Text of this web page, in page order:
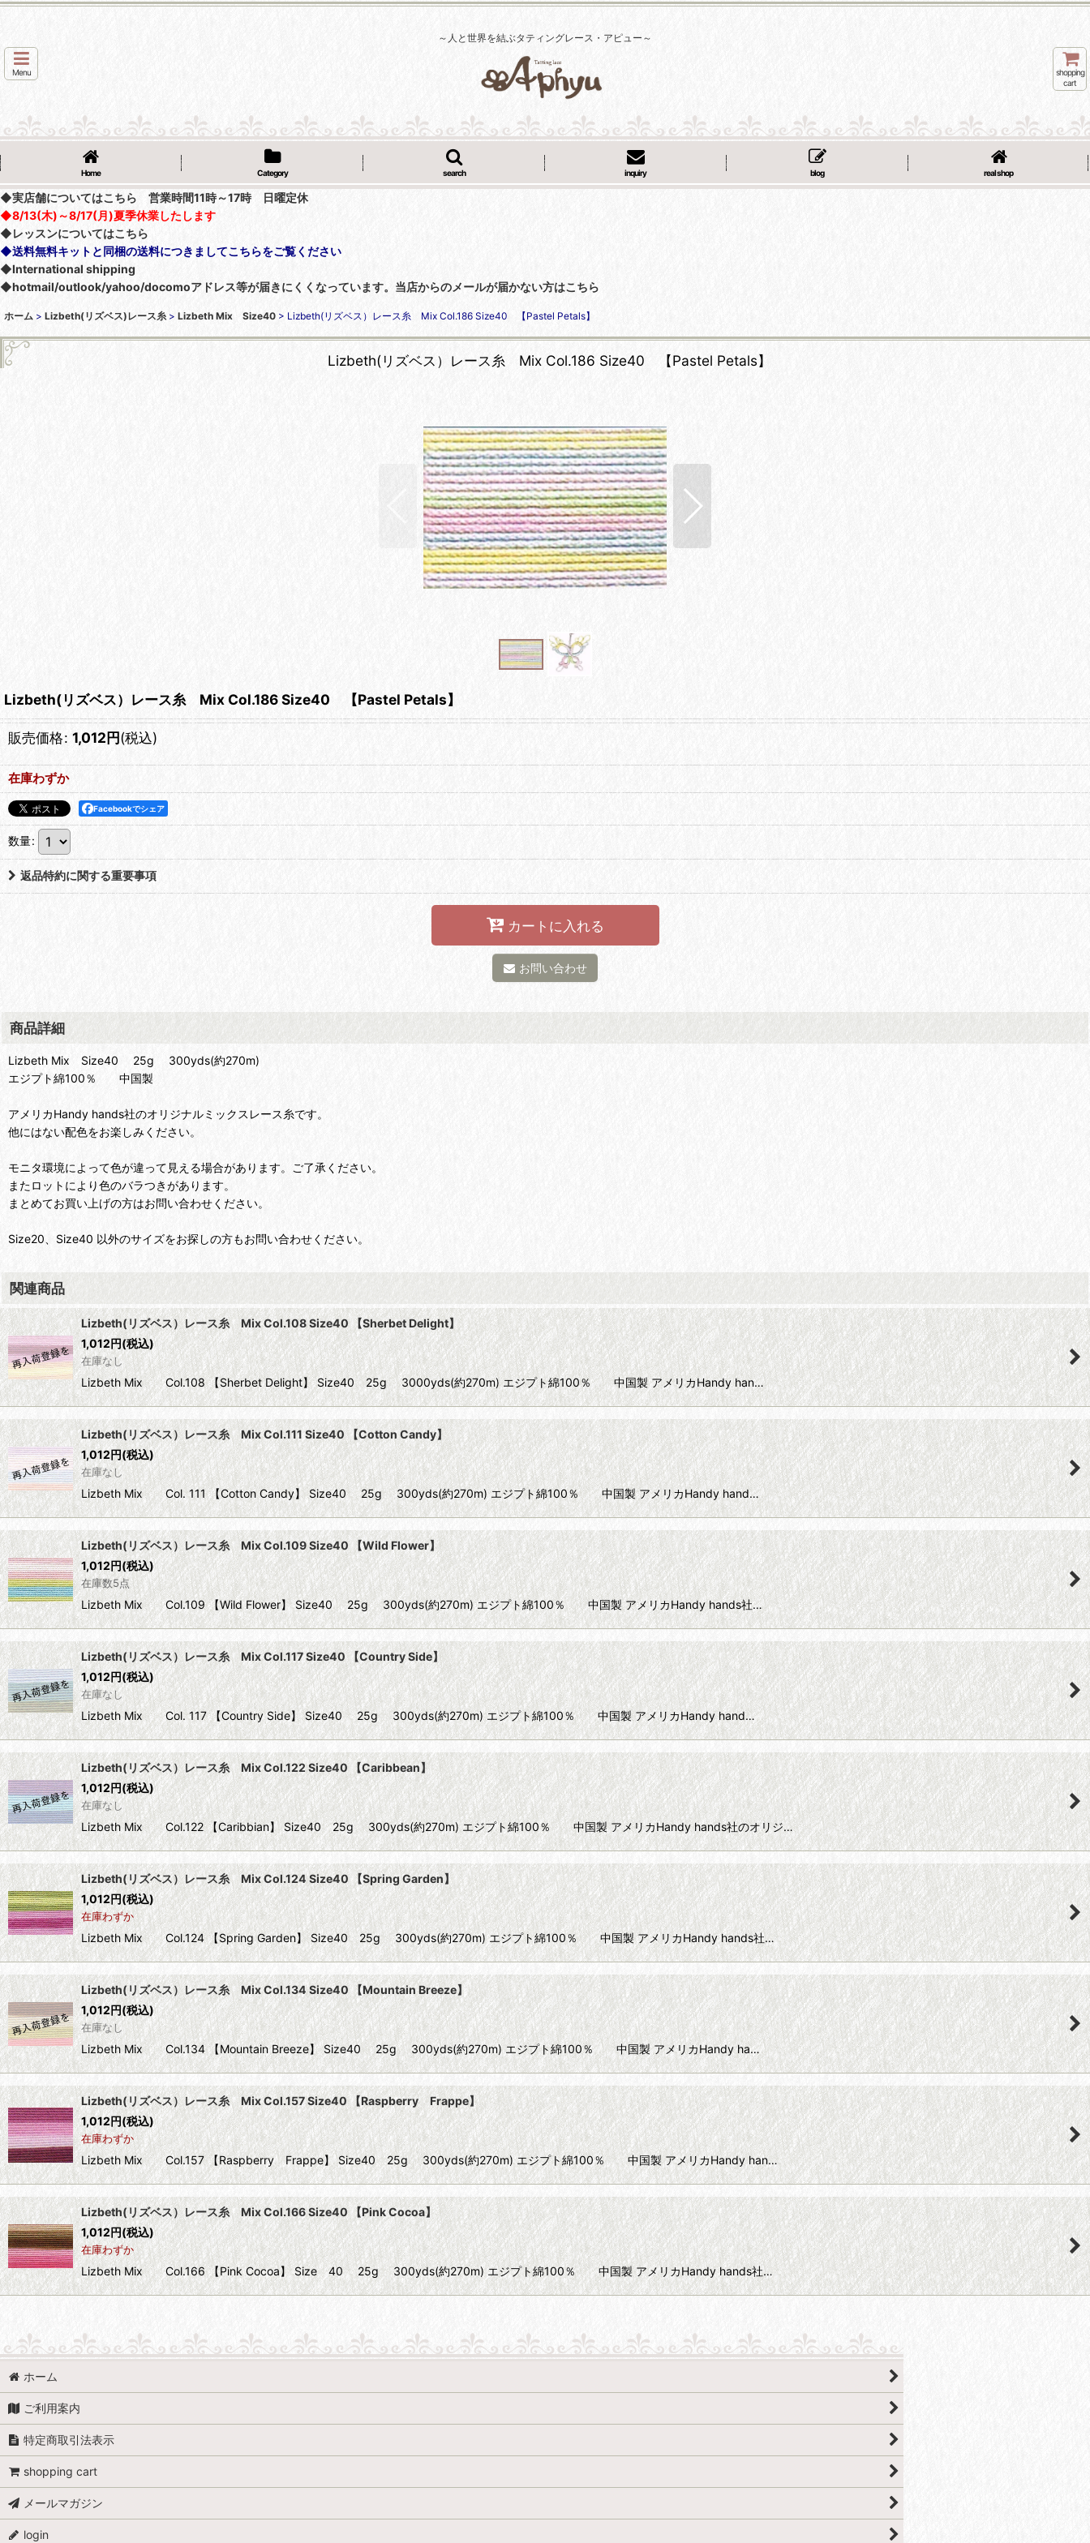
～人と世界を結ぶタティングレース・アピュー～
Menu
shopping
cart
Home Category search inquiry blog real shop
◆実店舗についてはこちら 営業時間11時～17時 日曜定休
◆8/13(木)～8/17(月)夏季休業したします
◆レッスンについてはこちら
◆送料無料キットと同梱の送料につきましてこちらをご覧ください
◆International shipping
◆hotmail/outlook/yahoo/docomoアドレス等が届きにくくなっています。当店からのメールが届かない方はこちら
ホーム > Lizbeth(リズベス)レース糸 > Lizbeth Mix Size40 > Lizbeth(リズベス）レース糸 Mix Col.186 Size40 【Pastel Petals】
Lizbeth(リズベス）レース糸 Mix Col.186 Size40 【Pastel Petals】
Lizbeth(リズベス）レース糸 Mix Col.186 Size40 【Pastel Petals】
販売価格: 1,012円(税込)
在庫わずか
Facebookでシェア
数量:
返品特約に関する重要事項
カートに入れる
お問い合わせ
商品詳細
Lizbeth Mix Size40 25g 300yds(約270m)
エジプト綿100％ 中国製
アメリカHandy hands社のオリジナルミックスレース糸です。
他にはない配色をお楽しみください。
モニタ環境によって色が違って見える場合があります。ご了承ください。
またロットにより色のバラつきがあります。
まとめてお買い上げの方はお問い合わせください。
Size20、Size40 以外のサイズをお探しの方もお問い合わせください。
関連商品
Lizbeth(リズベス）レース糸 Mix Col.108 Size40 【Sherbet Delight】
1,012円(税込)
在庫なし
Lizbeth Mix Col.108 【Sherbet Delight】 Size40 25g 3000yds(約270m) エジプト綿100％ 中国製 アメリカHandy han…
Lizbeth(リズベス）レース糸 Mix Col.111 Size40 【Cotton Candy】
1,012円(税込)
在庫なし
Lizbeth Mix Col. 111 【Cotton Candy】 Size40 25g 300yds(約270m) エジプト綿100％ 中国製 アメリカHandy hand…
Lizbeth(リズベス）レース糸 Mix Col.109 Size40 【Wild Flower】
1,012円(税込)
在庫数5点
Lizbeth Mix Col.109 【Wild Flower】 Size40 25g 300yds(約270m) エジプト綿100％ 中国製 アメリカHandy hands社…
Lizbeth(リズベス）レース糸 Mix Col.117 Size40 【Country Side】
1,012円(税込)
在庫なし
Lizbeth Mix Col. 117 【Country Side】 Size40 25g 300yds(約270m) エジプト綿100％ 中国製 アメリカHandy hand…
Lizbeth(リズベス）レース糸 Mix Col.122 Size40 【Caribbean】
1,012円(税込)
在庫なし
Lizbeth Mix Col.122 【Caribbian】 Size40 25g 300yds(約270m) エジプト綿100％ 中国製 アメリカHandy hands社のオリジ…
Lizbeth(リズベス）レース糸 Mix Col.124 Size40 【Spring Garden】
1,012円(税込)
在庫わずか
Lizbeth Mix Col.124 【Spring Garden】 Size40 25g 300yds(約270m) エジプト綿100％ 中国製 アメリカHandy hands社…
Lizbeth(リズベス）レース糸 Mix Col.134 Size40 【Mountain Breeze】
1,012円(税込)
在庫なし
Lizbeth Mix Col.134 【Mountain Breeze】 Size40 25g 300yds(約270m) エジプト綿100％ 中国製 アメリカHandy ha…
Lizbeth(リズベス）レース糸 Mix Col.157 Size40 【Raspberry Frappe】
1,012円(税込)
在庫わずか
Lizbeth Mix Col.157 【Raspberry Frappe】 Size40 25g 300yds(約270m) エジプト綿100％ 中国製 アメリカHandy han…
Lizbeth(リズベス）レース糸 Mix Col.166 Size40 【Pink Cocoa】
1,012円(税込)
在庫わずか
Lizbeth Mix Col.166 【Pink Cocoa】 Size 40 25g 300yds(約270m) エジプト綿100％ 中国製 アメリカHandy hands社…
ホーム
ご利用案内
特定商取引法表示
shopping cart
メールマガジン
login